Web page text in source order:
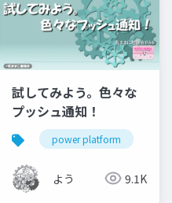
試してみよう。色々な
プッシュ通知！
power platform
よう 9.1K